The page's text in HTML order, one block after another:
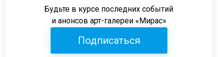
Будьте в курсе последних событий
и анонсов арт-галереи «Мирас»
Подписаться